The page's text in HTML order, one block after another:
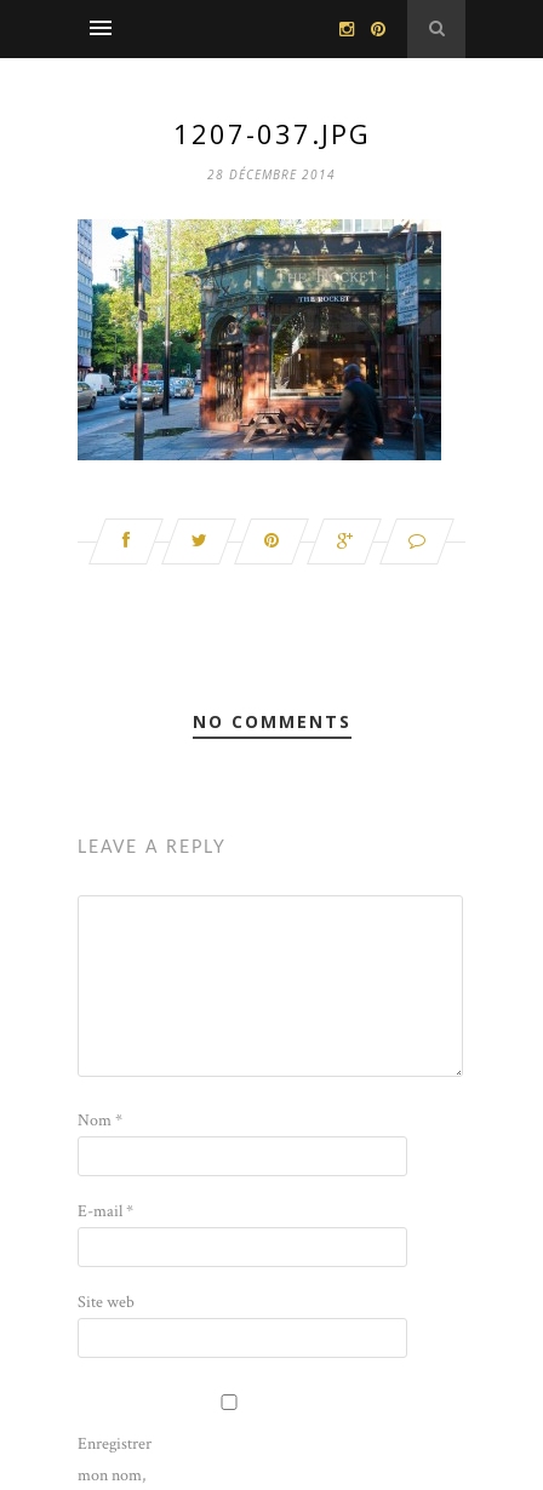
1207-037.JPG
28 DÉCEMBRE 2014
NO COMMENTS
LEAVE A REPLY
Nom*
E-mail*
Site web
Enregistrer
mon nom,